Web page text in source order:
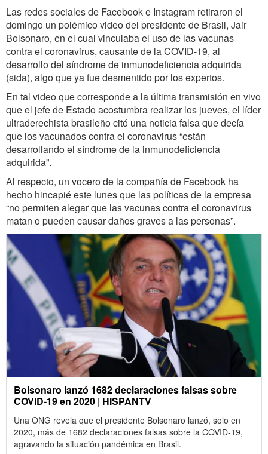
Las redes sociales de Facebook e Instagram retiraron el
domingo un polémico video del presidente de Brasil, Jair
Bolsonaro, en el cual vinculaba el uso de las vacunas
contra el coronavirus, causante de la COVID-19, al
desarrollo del síndrome de inmunodeficiencia adquirida
(sida), algo que ya fue desmentido por los expertos.
En tal video que corresponde a la última transmisión en vivo
que el jefe de Estado acostumbra realizar los jueves, el líder
ultraderechista brasileño citó una noticia falsa que decía
que los vacunados contra el coronavirus “están
desarrollando el síndrome de la inmunodeficiencia
adquirida”.
Al respecto, un vocero de la compañía de Facebook ha
hecho hincapié este lunes que las políticas de la empresa
“no permiten alegar que las vacunas contra el coronavirus
matan o pueden causar daños graves a las personas”.
Bolsonaro lanzó 1682 declaraciones falsas sobre
COVID-19 en 2020 | HISPANTV
Una ONG revela que el presidente Bolsonaro lanzó, solo en
2020, más de 1682 declaraciones falsas sobre la COVID-19,
agravando la situación pandémica en Brasil.